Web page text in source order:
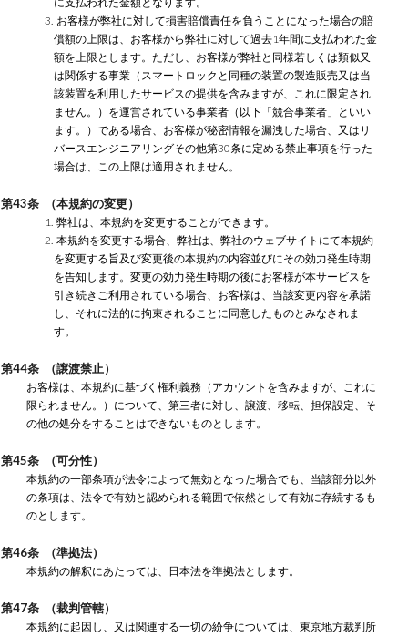
3. お客様が弊社に対して損害賠償責任を負うことになった場合の賠
償額の上限は、お客様から弊社に対して過去1年間に支払われた金
額を上限とします。ただし、お客様が弊社と同様若しくは類似又
は関係する事業（スマートロックと同種の装置の製造販売又は当
該装置を利用したサービスの提供を含みますが、これに限定され
ません。）を運営されている事業者（以下「競合事業者」といい
ます。）である場合、お客様が秘密情報を漏洩した場合、又はリ
バースエンジニアリングその他第30条に定める禁止事項を行った
場合は、この上限は適用されません。
第43条 （本規約の変更）
1. 弊社は、本規約を変更することができます。
2. 本規約を変更する場合、弊社は、弊社のウェブサイトにて本規約
を変更する旨及び変更後の本規約の内容並びにその効力発生時期
を告知します。変更の効力発生時期の後にお客様が本サービスを
引き続きご利用されている場合、お客様は、当該変更内容を承諾
し、それに法的に拘束されることに同意したものとみなされま
す。
第44条 （譲渡禁止）
お客様は、本規約に基づく権利義務（アカウントを含みますが、これに
限られません。）について、第三者に対し、譲渡、移転、担保設定、そ
の他の処分をすることはできないものとします。
第45条 （可分性）
本規約の一部条項が法令によって無効となった場合でも、当該部分以外
の条項は、法令で有効と認められる範囲で依然として有効に存続するも
のとします。
第46条 （準拠法）
本規約の解釈にあたっては、日本法を準拠法とします。
第47条 （裁判管轄）
本規約に起因し、又は関連する一切の紛争については、東京地方裁判所